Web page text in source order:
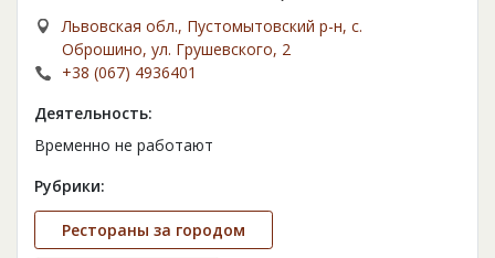
Львовская обл., Пустомытовский р-н, с.
Оброшино, ул. Грушевского, 2
+38 (067) 4936401
Деятельность:
Временно не работают
Рубрики:
Рестораны за городом